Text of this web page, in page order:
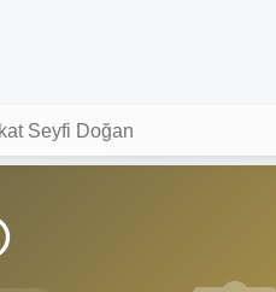
Seyfi Doğan